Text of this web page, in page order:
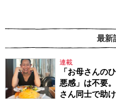
最新
連載
「お母さんの
悪感」は不要
さん同士で助